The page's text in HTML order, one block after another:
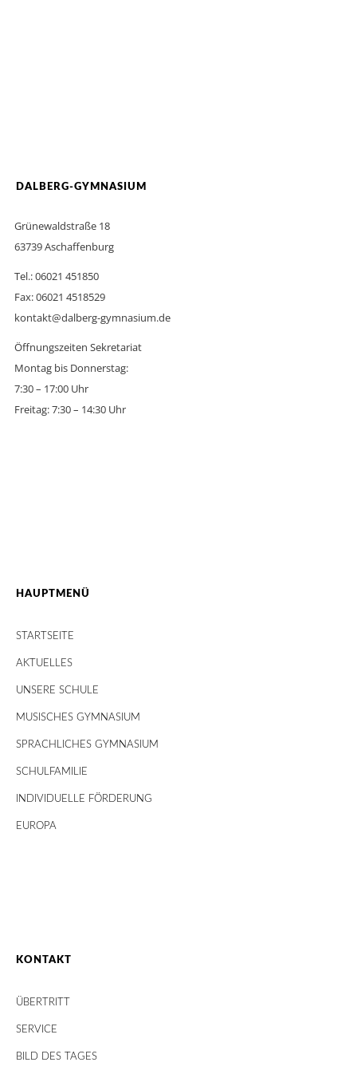
DALBERG-GYMNASIUM
Grünewaldstraße 18
63739 Aschaffenburg
Tel.: 06021 451850
Fax: 06021 4518529
kontakt@dalberg-gymnasium.de
Öffnungszeiten Sekretariat
Montag bis Donnerstag:
7:30 – 17:00 Uhr
Freitag: 7:30 – 14:30 Uhr
HAUPTMENÜ
STARTSEITE
AKTUELLES
UNSERE SCHULE
MUSISCHES GYMNASIUM
SPRACHLICHES GYMNASIUM
SCHULFAMILIE
INDIVIDUELLE FÖRDERUNG
EUROPA
KONTAKT
ÜBERTRITT
SERVICE
BILD DES TAGES